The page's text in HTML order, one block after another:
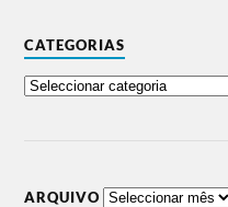
CATEGORIAS
ARQUIVO